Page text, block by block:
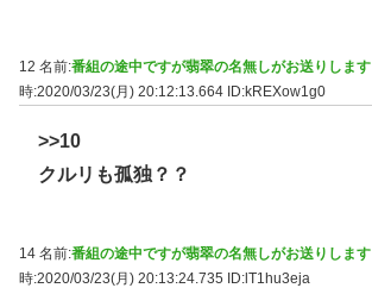
12 名前:番組の途中ですが翡翠の名無しがお送りします
時:2020/03/23(月) 20:12:13.664 ID:kREXow1g0
>>10
クルリも孤独？？
14 名前:番組の途中ですが翡翠の名無しがお送りします
時:2020/03/23(月) 20:13:24.735 ID:lT1hu3eja